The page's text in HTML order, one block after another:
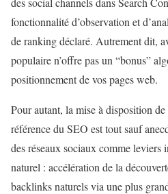
fonctionnalité d’observation et
de ranking déclaré. Autrement dit,
populaire n’offre pas un “bonus”
positionnement de vos pages web.
Pour autant, la mise à disposition
référence du SEO est tout sauf
des réseaux sociaux comme leviers
naturel : accélération de la
backlinks naturels via une plus